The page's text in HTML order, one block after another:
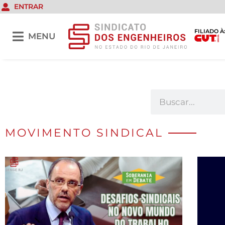
ENTRAR
MENU
FILIADO À:
MOVIMENTO SINDICAL